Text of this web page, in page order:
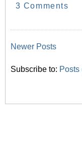
3 Comments
Newer Posts
Subscribe to: Posts